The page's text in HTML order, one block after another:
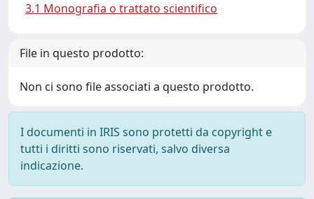
3.1 Monografia o trattato scientifico
File in questo prodotto:
Non ci sono file associati a questo prodotto.
I documenti in IRIS sono protetti da copyright e
tutti i diritti sono riservati, salvo diversa
indicazione.